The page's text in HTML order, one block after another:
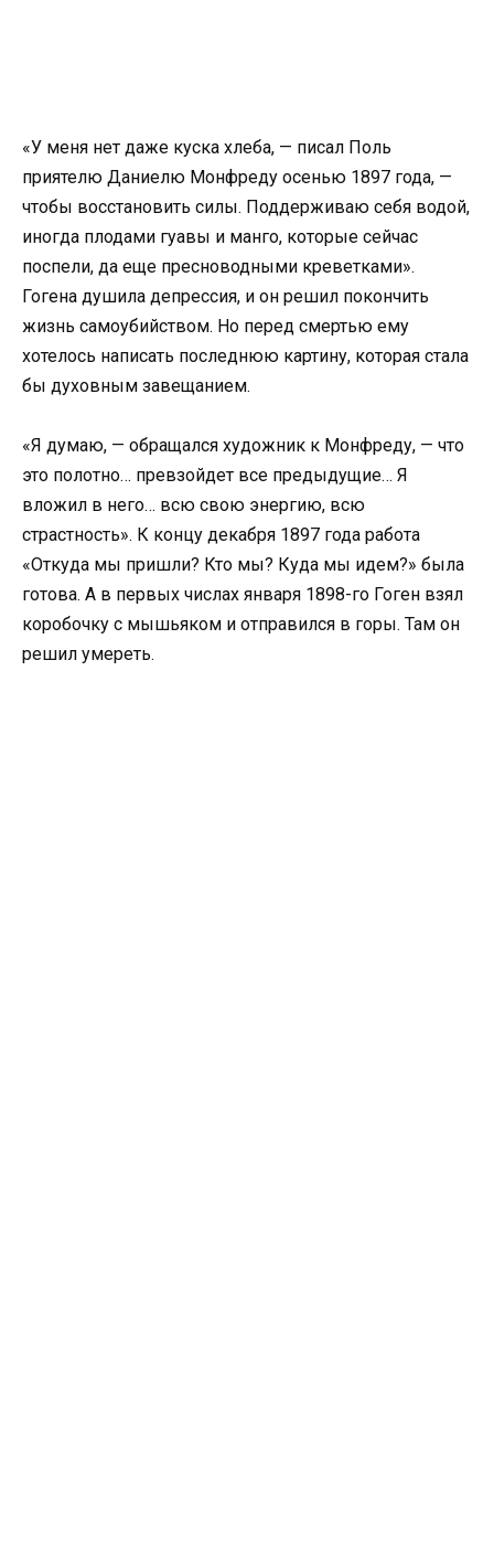
«У меня нет даже куска хлеба, — писал Поль
приятелю Даниелю Монфреду осенью 1897 года, —
чтобы восстановить силы. Поддерживаю себя водой,
иногда плодами гуавы и манго, которые сейчас
поспели, да еще пресноводными креветками».
Гогена душила депрессия, и он решил покончить
жизнь самоубийством. Но перед смертью ему
хотелось написать последнюю картину, которая стала
бы духовным завещанием.
«Я думаю, — обращался художник к Монфреду, — что
это полотно… превзойдет все предыдущие… Я
вложил в него… всю свою энергию, всю
страстность». К концу декабря 1897 года работа
«Откуда мы пришли? Кто мы? Куда мы идем?» была
готова. А в первых числах января 1898-го Гоген взял
коробочку с мышьяком и отправился в горы. Там он
решил умереть.